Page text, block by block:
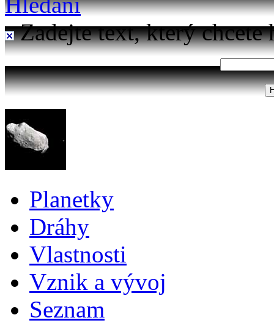
Zadejte text, který chcete
Planetky
Dráhy
Vlastnosti
Vznik a vývoj
Seznam